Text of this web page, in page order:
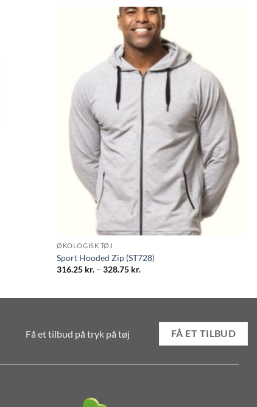
ØKOLOGISK TØJ
Sport Hooded Zip (ST728)
316.25 kr. – 328.75 kr.
Få et tilbud på tryk på tøj FÅ ET TILBUD